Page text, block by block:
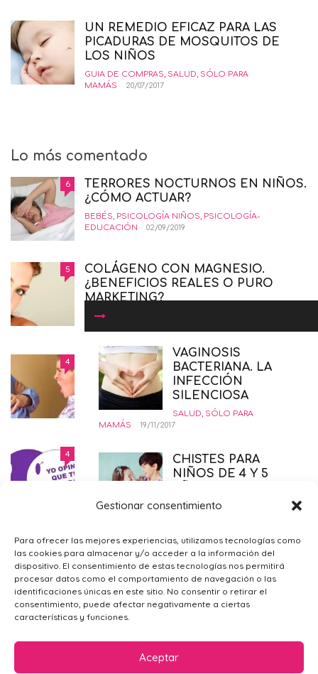
Gestionar consentimiento
Para ofrecer las mejores experiencias, utilizamos tecnologías como
las cookies para almacenar y/o acceder a la información del
dispositivo. El consentimiento de estas tecnologías nos permitirá
procesar datos como el comportamiento de navegación o las
identificaciones únicas en este sitio. No consentir o retirar el
consentimiento, puede afectar negativamente a ciertas
características y funciones.
Aceptar
VAGINOSIS
BACTERIANA. LA
INFECCIÓN
SILENCIOSA
SALUD, SÓLO PARA
MAMÁS
19/11/2017
CHISTES PARA
NIÑOS DE 4 Y 5
JUGAR CON NIÑOS 28/06/2020
CONCILIACIÓN
FAMILIAR, UN
DERECHO AL QUE
NO DEBEMOS
RENUNCIAR
VIDA LABORAL
NUEVO MATERIAL
UN REMEDIO EFICAZ PARA LAS
PICADURAS DE MOSQUITOS DE
LOS NIÑOS
GUIA DE COMPRAS, SALUD, SÓLO PARA
MAMÁS
20/07/2017
Lo más comentado
6
TERRORES NOCTURNOS EN NIÑOS.
¿CÓMO ACTUAR?
BEBÉS, PSICOLOGÍA NIÑOS, PSICOLOGÍA-
EDUCACIÓN
02/09/2019
5
COLÁGENO CON MAGNESIO.
¿BENEFICIOS REALES O PURO
MARKETING?
BELLEZA
4
COMÓ CRIAR NIÑOS
INSORPOTABLES. LA GUÍA
DEFINITIVA.
EDUCANDO CON AMOR INTERESANTE
EDUCACIÓN
12/02/2015
4
DERECHO AL ABORTO LEGAL
SEGURO Y GRATUITO
4 ¿POR QUÉ ME SIENTO TRISTE?
PSICOLOGÍA GENERAL,SÓLO PARA
MAMÁS
09/02/2016